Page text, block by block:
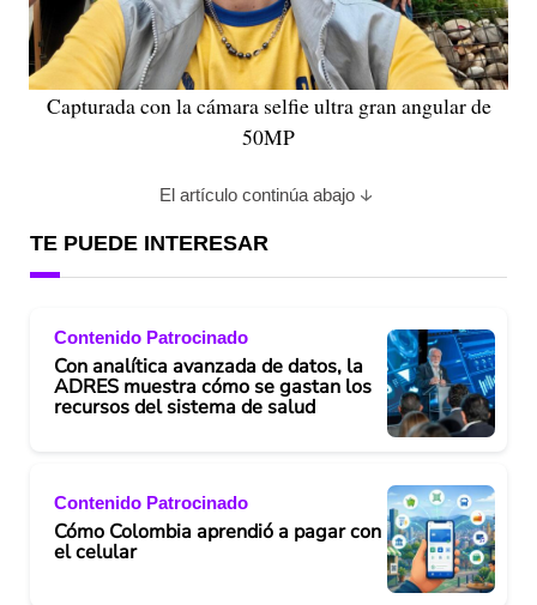
Capturada con la cámara selfie ultra gran angular de
50MP
El artículo continúa abajo
TE PUEDE INTERESAR
Contenido Patrocinado
Con analítica avanzada de datos, la
ADRES muestra cómo se gastan los
recursos del sistema de salud
Contenido Patrocinado
Cómo Colombia aprendió a pagar con
el celular